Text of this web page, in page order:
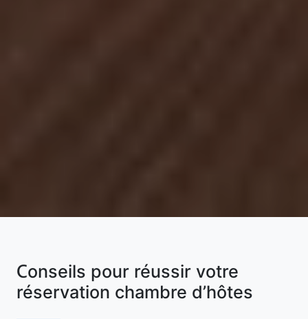
Conseils pour réussir votre
réservation chambre d’hôtes